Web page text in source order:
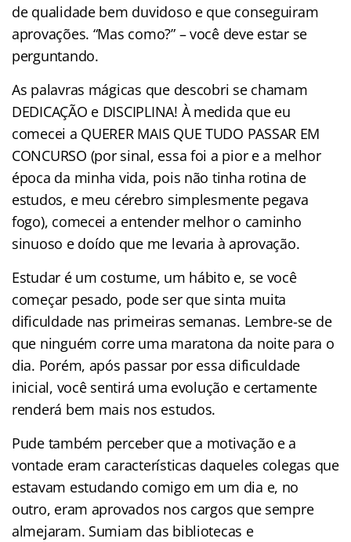
de qualidade bem duvidoso e que conseguiram
aprovações. “Mas como?” – você deve estar se
perguntando.
As palavras mágicas que descobri se chamam
DEDICAÇÃO e DISCIPLINA! À medida que eu
comecei a QUERER MAIS QUE TUDO PASSAR EM
CONCURSO (por sinal, essa foi a pior e a melhor
época da minha vida, pois não tinha rotina de
estudos, e meu cérebro simplesmente pegava
fogo), comecei a entender melhor o caminho
sinuoso e doído que me levaria à aprovação.
Estudar é um costume, um hábito e, se você
começar pesado, pode ser que sinta muita
dificuldade nas primeiras semanas. Lembre-se de
que ninguém corre uma maratona da noite para o
dia. Porém, após passar por essa dificuldade
inicial, você sentirá uma evolução e certamente
renderá bem mais nos estudos.
Pude também perceber que a motivação e a
vontade eram características daqueles colegas que
estavam estudando comigo em um dia e, no
outro, eram aprovados nos cargos que sempre
almejaram. Sumiam das bibliotecas e